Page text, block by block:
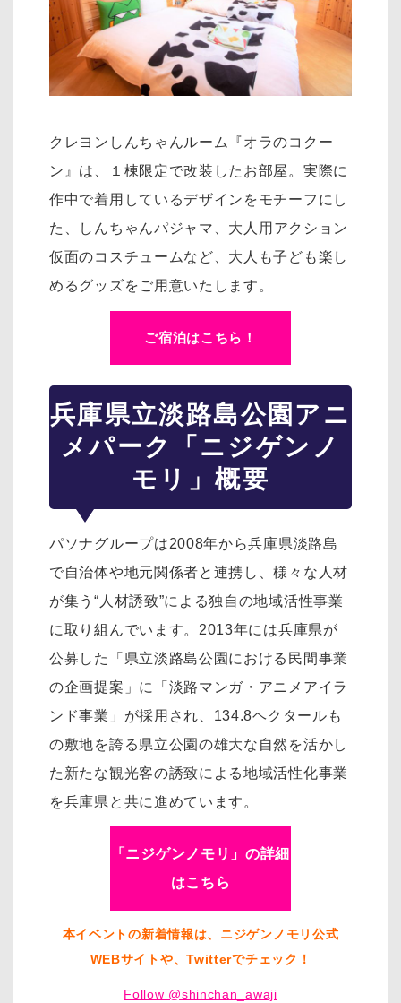
クレヨンしんちゃんルーム『オラのコクー
ン』は、１棟限定で改装したお部屋。実際に
作中で着用しているデザインをモチーフにし
た、
しんちゃんパジャマ、大人用アクション
仮面のコスチュームなど、大人も子ども楽し
めるグッズをご用意いたします。
ご宿泊はこちら！
兵庫県立淡路島公園アニ
メパーク「ニジゲンノ
モリ」概要
パソナグループは2008年から兵庫県淡路島
で自治体や地元関係者と連携し、様々な人材
が集う“人材誘致”による独自の地域活性事業
に取り組んでいます。2013年には兵庫県が
公募した「県立淡路島公園における民間事業
の企画提案」に「淡路マンガ・アニメアイラ
ンド事業」が採用され、134.8ヘクタールも
の敷地を誇る県立公園の雄大な自然を活かし
た新たな観光客の誘致による地域活性化事業
を兵庫県と共に進めています。
「ニジゲンノモリ」の詳細
はこちら
本イベントの新着情報は、ニジゲンノモリ公式
WEBサイトや、Twitterでチェック！
Follow @shinchan_awaji